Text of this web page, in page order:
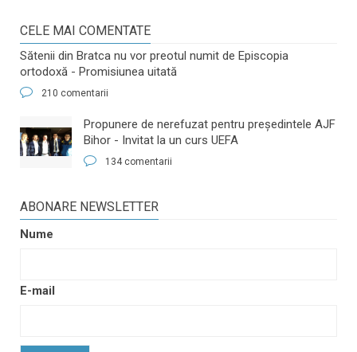
CELE MAI COMENTATE
Sătenii din Bratca nu vor preotul numit de Episcopia
ortodoxă - Promisiunea uitată
210 comentarii
​Propunere de nerefuzat pentru preşedintele AJF
Bihor - Invitat la un curs UEFA
134 comentarii
ABONARE NEWSLETTER
Nume
E-mail